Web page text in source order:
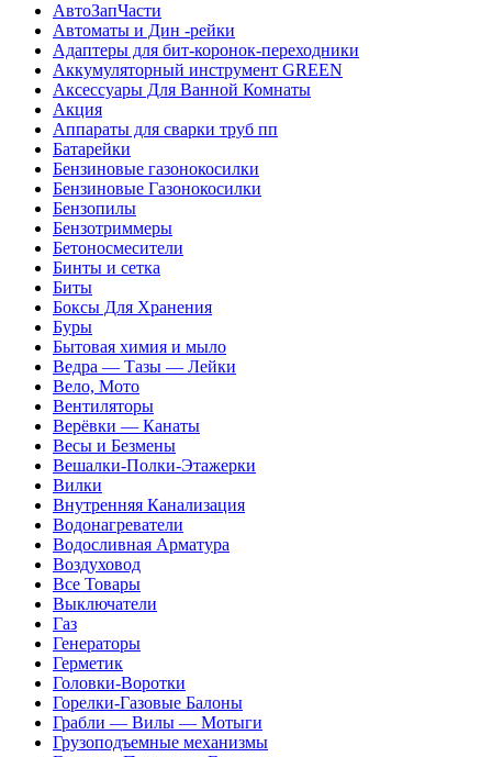
АвтоЗапЧасти
Автоматы и Дин -рейки
Адаптеры для бит-коронок-переходники
Аккумуляторный инструмент GREEN
Аксессуары Для Ванной Комнаты
Акция
Аппараты для сварки труб пп
Батарейки
Бензиновые газонокосилки
Бензиновые Газонокосилки
Бензопилы
Бензотриммеры
Бетоносмесители
Бинты и сетка
Биты
Боксы Для Хранения
Буры
Бытовая химия и мыло
Ведра — Тазы — Лейки
Вело, Мото
Вентиляторы
Верёвки — Канаты
Весы и Безмены
Вешалки-Полки-Этажерки
Вилки
Внутренняя Канализация
Водонагреватели
Водосливная Арматура
Воздуховод
Все Товары
Выключатели
Газ
Генераторы
Герметик
Головки-Воротки
Горелки-Газовые Балоны
Грабли — Вилы — Мотыги
Грузоподъемные механизмы